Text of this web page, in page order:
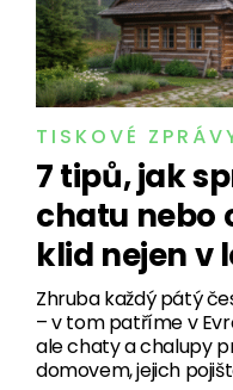
TISKOVÉ
7 tipů, jak
chatu nebo
klid nejen v
Zhruba každý pátý
– v tom patříme v
ale chaty a chalupy
domovem, jejich